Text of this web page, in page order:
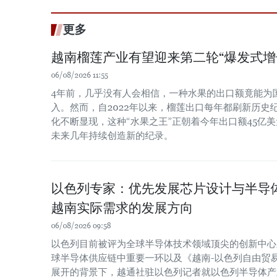
更多
越南榴莲产业有望迎来第二轮“爆发式
06/08/2026 11:55
4年前，几乎没有人会相信，一种水果的出口额竟能为
入。然而，自2022年以来，榴莲出口每年都刷新历史
化不断显现，这种“水果之王”正朝着今年出口额45亿
未来几年持续创造新的纪录。
以色列专家：优先发展芯片设计与半导
越南实际需求的发展方向
06/08/2026 09:58
以色列目前被评为全球半导体技术领域顶尖的创新中
球半导体供应链中重要一环以及《越南-以色列自由贸
展开的背景下，越通社驻以色列记者就以色列半导体